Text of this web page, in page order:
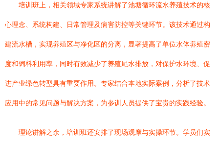
培训班上，相关领域专家系统讲解了池塘循环流水养殖技术的核
心理念、系统构建、日常管理及病害防控等关键环节。该技术通过构
建流水槽，实现养殖区与净化区的分离，显著提高了单位水体养殖密
度和饲料利用率，同时有效减少了养殖尾水排放，对保护水环境、促
进产业绿色转型具有重要作用。专家结合本地实际案例，分析了技术
应用中的常见问题与解决方案，为参训人员提供了宝贵的实践经验。
理论讲解之余，培训班还安排了现场观摩与实操环节。学员们实